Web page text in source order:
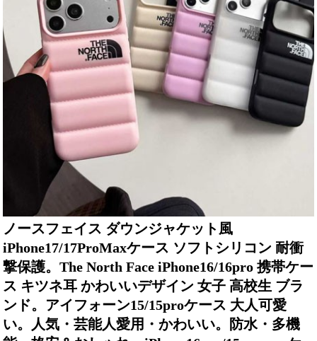
ノースフェイス ダウンジャケット風
iPhone17/17ProMaxケース ソフトシリコン 耐衝
撃保護。The North Face iPhone16/16pro 携帯ケー
ス キツネ耳 かわいいデザイン 女子 高校生 ブラ
ンド。アイフォーン15/15proケース 大人可愛
い。人気・芸能人愛用・かわいい。防水・多機